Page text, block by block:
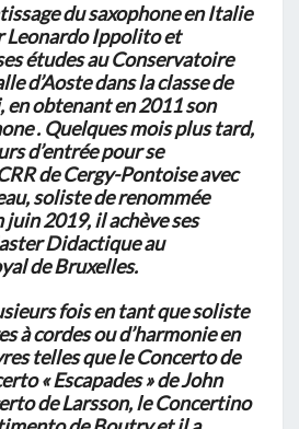
du saxophone en Italie
Leonardo Ippolito et
études au Conservatoire
d’Aoste dans la classe de
en obtenant en 2011 son
. Quelques mois plus tard,
d’entréepour se
de Cergy-Pontoise avec
soliste de renommée
2019, il achève ses
Didactique au
deBruxelles.
fois en tant que soliste
à cordes ou d’harmonie en
telles que le Concerto de
« Escapades » de John
de Larsson, le Concertino